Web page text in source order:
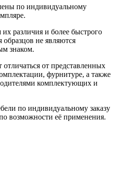
по индивидуальному
различия и более быстрого
образцов не являются
знаком.
от представленных
фурнитуре, а также
комплектующих и
по индивидуальному заказу
возможности её применения.